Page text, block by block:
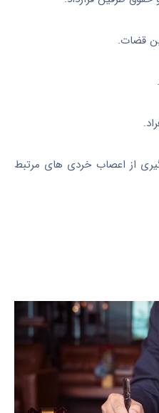
قضات.
از اعصاب خردی های مرتبط